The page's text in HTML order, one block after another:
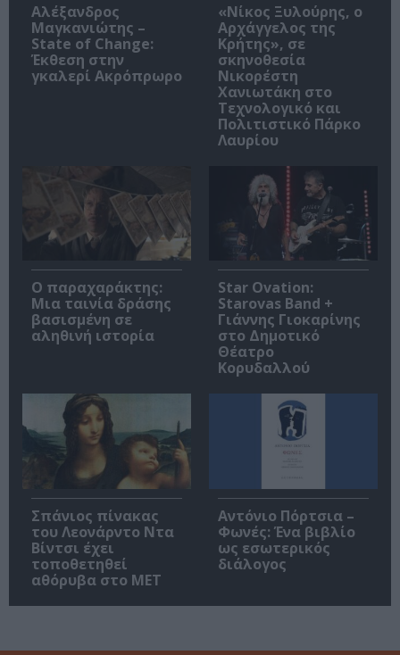
Αλέξανδρος
Μαγκανιώτης –
State of Change:
Έκθεση στην
γκαλερί Ακρόπρωρο
«Νίκος Ξυλούρης, ο
Αρχάγγελος της
Κρήτης», σε
σκηνοθεσία
Νικορέστη
Χανιωτάκη στο
Τεχνολογικό και
Πολιτιστικό Πάρκο
Λαυρίου
Ο παραχαράκτης:
Μια ταινία δράσης
βασισμένη σε
αληθινή ιστορία
Star Ovation:
Starovas Band +
Γιάννης Γιοκαρίνης
στο Δημοτικό
Θέατρο
Κορυδαλλού
Σπάνιος πίνακας
του Λεονάρντο Ντα
Βίντσι έχει
τοποθετηθεί
αθόρυβα στο MET
Αντόνιο Πόρτσια –
Φωνές: Ένα βιβλίο
ως εσωτερικός
διάλογος